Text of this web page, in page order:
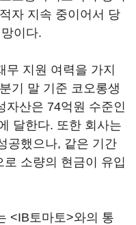
자 지속 중이어서 당
이다.
무 지원 여력을 가지
기 말 기준 코오롱생
자산은 74억원 수준인
달한다. 또한 회사는
공했으나, 같은 기간
소량의 현금이 유입
<IB토마토>와의 통